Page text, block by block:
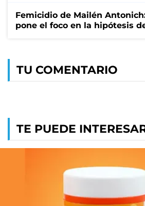
Femicidio de Mailén
pone el foco en la hipótesis
TU COMENTARIO
TE PUEDE